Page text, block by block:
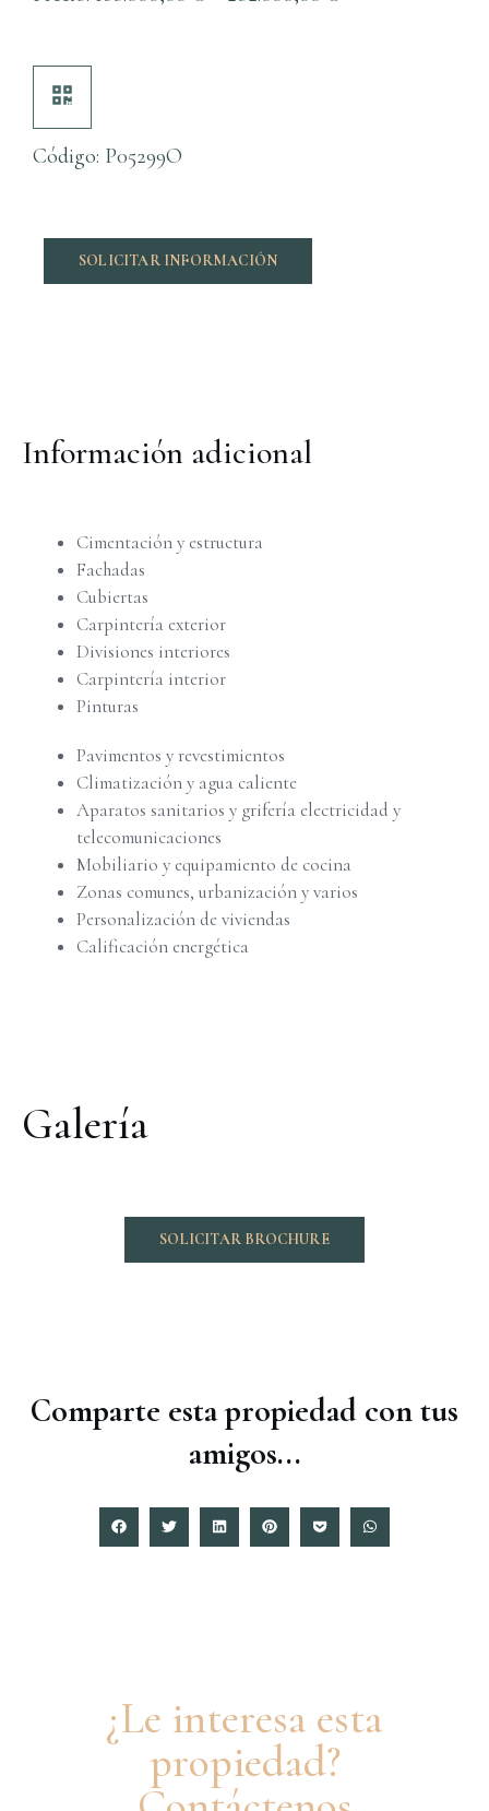
Código: P05299O
SOLICITAR INFORMACIÓN
Información adicional
Cimentación y estructura
Fachadas
Cubiertas
Carpintería exterior
Divisiones interiores
Carpintería interior
Pinturas
Pavimentos y revestimientos
Climatización y agua caliente
Aparatos sanitarios y grifería electricidad y
telecomunicaciones
Mobiliario y equipamiento de cocina
Zonas comunes, urbanización y varios
Personalización de viviendas
Calificación energética
Galería
SOLICITAR BROCHURE
Comparte esta propiedad con tus
amigos...
¿Le interesa esta
propiedad?